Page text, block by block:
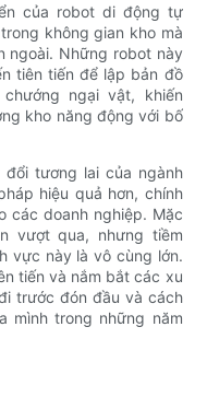
của robot di động tự
không gian kho mà
ngoài. Những robot này
tiên tiến để lập bản đồ
ngại vật, khiến
kho năng động với bố
tương lai của ngành
hiệu quả hơn, chính
các doanh nghiệp. Mặc
vượt qua, nhưng tiềm
vực này là vô cùng lớn.
tiến và nắm bắt các xu
trước đón đầu và cách
mình trong những năm